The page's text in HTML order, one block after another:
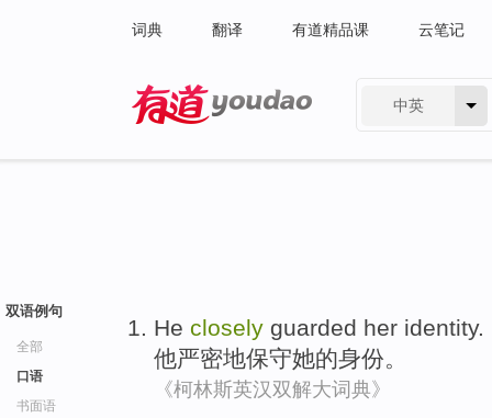
词典 翻译 有道精品课 云笔记
中英
双语例句
全部
口语
书面语
He closely guarded her identity.
他严密地保守她的身份。
《柯林斯英汉双解大词典》